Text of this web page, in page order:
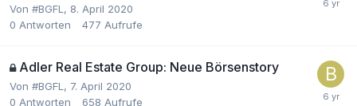
Von #BGFL , 8. April 2020
0 Antworten 477 Aufrufe
Adler Real Estate Group: Neue Börsenstory
Von #BGFL , 7. April 2020
0 Antworten 658 Aufrufe